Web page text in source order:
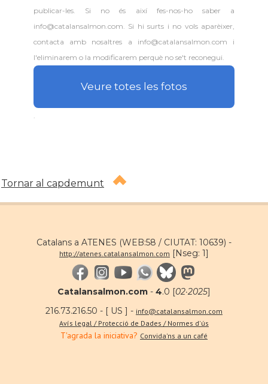
publicar-les. Si no és així fes-nos-ho saber a
info@catalansalmon.com. Si hi surts i no vols aparèixer,
contacta amb nosaltres a info@catalansalmon.com i
l'eliminarem o la modificarem perquè no se't reconegui.
Veure totes les fotos
Tornar al capdemunt
Catalans a ATENES (WEB:58 / CIUTAT: 10639) -
http://atenes.catalansalmon.com [Nseg: 1]
Catalansalmon.com - 4.0 [02·2025]
216.73.216.50 - [ US ] - info@catalansalmon.com
Avís legal / Protecció de Dades / Normes d'ús
T'agrada la iniciativa? Convida'ns a un café